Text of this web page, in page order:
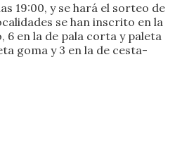
19:00, y se hará el sorteo de
se han inscrito en la
6 en la de pala corta y paleta
goma y 3 en la de cesta-